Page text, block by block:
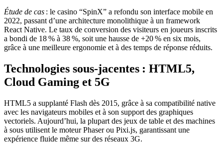
Étude de cas : le casino “SpinX” a refondu son interface mobile en
2022, passant d’une architecture monolithique à un framework
React Native. Le taux de conversion des visiteurs en joueurs inscrits
a bondi de 18 % à 38 %, soit une hausse de +20 % en six mois,
grâce à une meilleure ergonomie et à des temps de réponse réduits.
Technologies sous‑jacentes : HTML5,
Cloud Gaming et 5G
HTML5 a supplanté Flash dès 2015, grâce à sa compatibilité native
avec les navigateurs mobiles et à son support des graphiques
vectoriels. Aujourd’hui, la plupart des jeux de table et des machines
à sous utilisent le moteur Phaser ou Pixi.js, garantissant une
expérience fluide même sur des réseaux 3G.